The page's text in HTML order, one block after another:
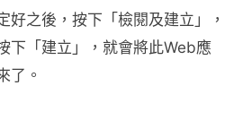
好之後，按下「檢閱及建立」，
下「建立」，就會將此Web應
了。